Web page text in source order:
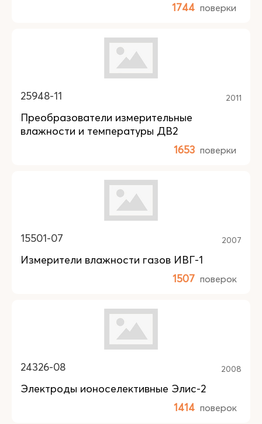
1744 поверки
25948-11 2011
Преобразователи измерительные
влажности и температуры ДВ2
1653 поверки
15501-07 2007
Измерители влажности газов ИВГ-1
1507 поверок
24326-08 2008
Электроды ионоселективные Элис-2
1414 поверок